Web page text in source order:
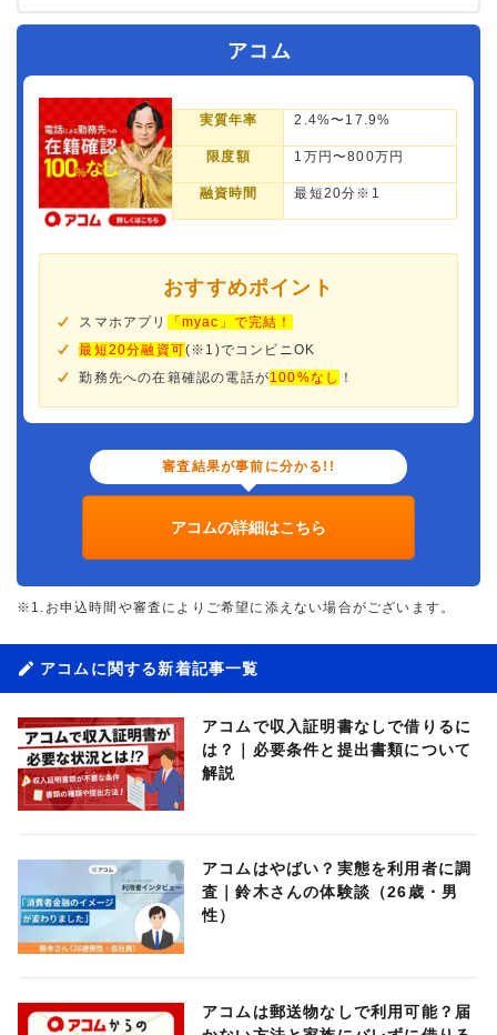
アコム
実質年率 2.4%〜17.9%
限度額 1万円〜800万円
融資時間 最短20分※1
おすすめポイント
スマホアプリ
「myac」で完結！
最短20分融資可(※1)でコンビニOK
勤務先への在籍確認の電話が100%なし ！
審査結果が事前に分かる!!
アコムの詳細はこちら
※1.お申込時間や審査によりご希望に添えない場合がございます。
アコムに関する新着記事一覧
アコムで収入証明書なしで借りるに
は？｜必要条件と提出書類について
解説
アコムはやばい？実態を利用者に調
査｜鈴木さんの体験談（26歳・男
性）
アコムは郵送物なしで利用可能？届